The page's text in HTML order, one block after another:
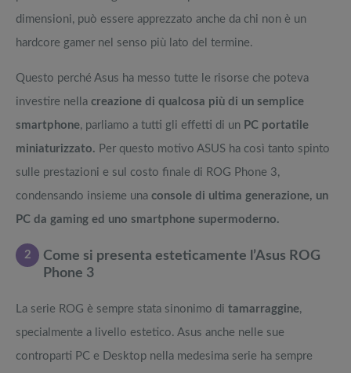
dimensioni, può essere apprezzato anche da chi non è un
hardcore gamer nel senso più lato del termine.
Questo perché Asus ha messo tutte le risorse che poteva
investire nella creazione di qualcosa più di un semplice
smartphone, parliamo a tutti gli effetti di un PC portatile
miniaturizzato. Per questo motivo ASUS ha così tanto spinto
sulle prestazioni e sul costo finale di ROG Phone 3,
condensando insieme una console di ultima generazione, un
PC da gaming ed uno smartphone supermoderno.
2
Come si presenta esteticamente l’Asus ROG
Phone 3
La serie ROG è sempre stata sinonimo di tamarraggine,
specialmente a livello estetico. Asus anche nelle sue
controparti PC e Desktop nella medesima serie ha sempre